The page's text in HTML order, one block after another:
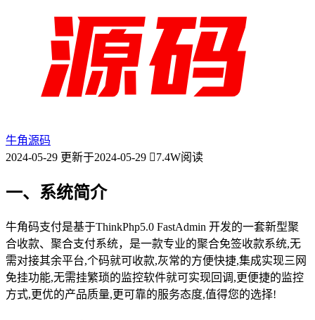
牛角源码
2024-05-29 更新于2024-05-29 7.4W阅读
一、系统简介
牛角码支付是基于ThinkPhp5.0 FastAdmin 开发的一套新型聚
合收款、聚合支付系统，是一款专业的聚合免签收款系统,无
需对接其余平台,个码就可收款,灰常的方便快捷,集成实现三网
免挂功能,无需挂繁琐的监控软件就可实现回调,更便捷的监控
方式,更优的产品质量,更可靠的服务态度,值得您的选择!